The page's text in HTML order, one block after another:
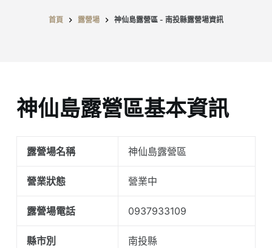
首頁 露營場 神仙島露營區 - 南投縣露營場資訊
神仙島露營區基本資訊
露營場名稱 神仙島露營區
營業狀態 營業中
露營場電話 0937933109
縣市別 南投縣